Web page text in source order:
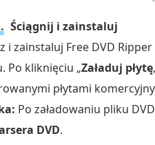
Ściągnij i zainstaluj
i zainstaluj Free DVD
Po kliknięciu „Załaduj płytę
płytami
Po załadowaniu pliku
DVD.